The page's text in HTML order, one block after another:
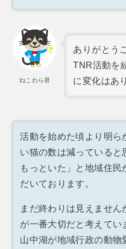
ねこわら君
ありがとう
TNR活動を
に変化はあ
活動を始めた頃より明ら
い猫の数は減っていると
もっといた」と地域住民
だいております。
まだ終わりは見えません
が一番大切だと考えてい
山中湖が地域行政の動物